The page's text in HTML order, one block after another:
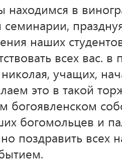
находимся в
наших
всех вас.
учащих,
это в такой
богоявленском
богомольцев и
поздравить всех